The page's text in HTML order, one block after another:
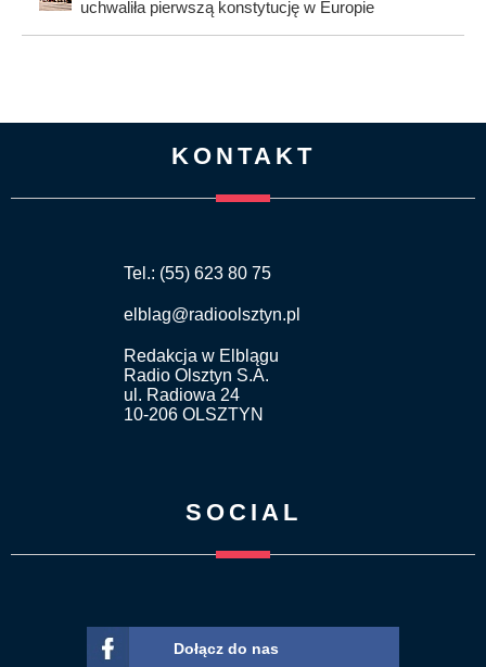
uchwaliła pierwszą konstytucję w Europie
KONTAKT
Tel.: (55) 623 80 75
elblag@radioolsztyn.pl
Redakcja w Elblągu
Radio Olsztyn S.A.
ul. Radiowa 24
10-206 OLSZTYN
SOCIAL
Dołącz do nas